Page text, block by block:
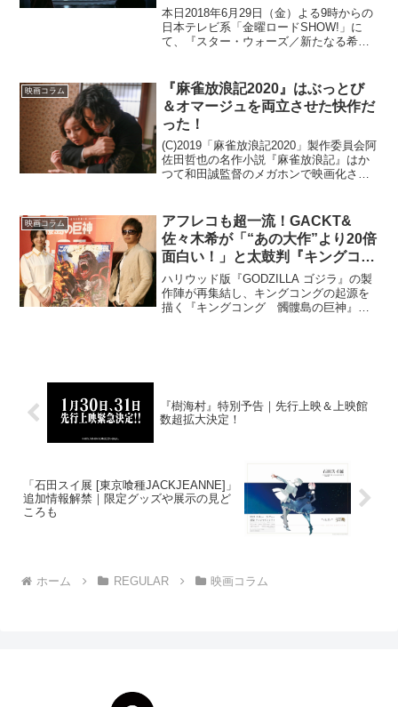
本日2018年6月29日（金）よる9時からの
日本テレビ系「金曜ロードSHOW!」に
て、『スター・ウォーズ／新たなる希
まりである本作は、今年で日本公開40周
年を迎え、同...
映画コラム
『麻雀放浪記2020』はぶっとび
＆オマージュを両立させた快作だ
った！
(C)2019「麻雀放浪記2020」製作委員会阿
佐田哲也の名作小説『麻雀放浪記』はか
つて和田誠監督のメガホンで映画化され
作『麻雀放浪記2020』が4月5日よりつい
に公開...
映画コラム
アフレコも超一流！GACKT&
佐々木希が「“あの大作”より20倍
面白い！」と太鼓判『キングコン
グ 髑髏島の巨神』
ハリウッド版『GODZILLA ゴジラ』の製
作陣が再集結し、キングコングの起源を
描く『キングコング 髑髏島の巨神』の
『樹海村』特別予告｜先行上映＆上映館
数超拡大決定！
「石田スイ展 [東京喰種JACKJEANNE]」
追加情報解禁｜限定グッズや展示の見ど
ころも
ホーム REGULAR 映画コラム